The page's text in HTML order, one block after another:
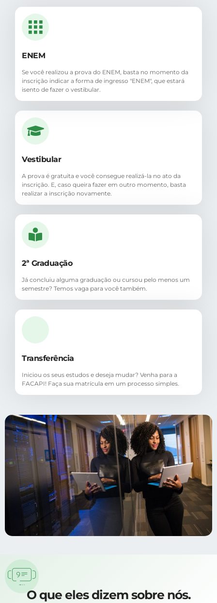
Vestibular
A prova é gratuita e você consegue realizá-la no ato da
inscrição. E, caso queira fazer em outro momento, basta
realizar a inscrição novamente.
ENEM
Se você realizou a prova do ENEM, basta no momento da
inscrição indicar a forma de ingresso "ENEM", que estará
isento de fazer o vestibular.
2ª Graduação
Já concluiu alguma graduação ou cursou pelo menos um
semestre? Temos vaga para você também.
Transferência
Iniciou os seus estudos e deseja mudar? Venha para a
FACAPI! Faça sua matrícula em um processo simples.
O que eles dizem sobre nós.